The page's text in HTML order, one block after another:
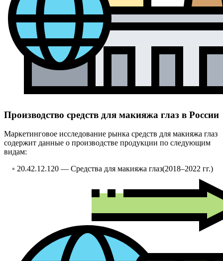
Производство средств для макияжа глаз в России
Маркетинговое исследование рынка средств для макияжа глаз
содержит данные о производстве продукции по следующим
видам:
◦ 20.42.12.120 — Средства для макияжа глаз(2018–2022 гг.)